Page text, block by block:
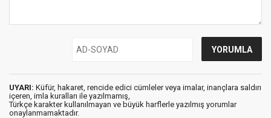
UYARI: Küfür, hakaret, rencide edici cümleler veya imalar, inançlara saldırı
içeren, imla kuralları ile yazılmamış,
Türkçe karakter kullanılmayan ve büyük harflerle yazılmış yorumlar
onaylanmamaktadır.